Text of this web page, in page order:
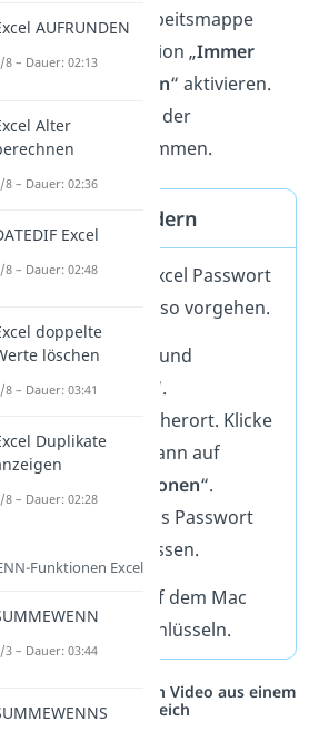
→ „Arbeitsmappe
auch die Option „Immer
öffnen“ aktivieren.
müssen Benutzer der
aktiv zustimmen.
Passwort ändern
das festgelegte Excel Passwort
ändern, kannst du so vorgehen.
Klicke auf „Datei“ und
„Speichern unter
“.
Wähle einen Speicherort. Klicke
auf „Tools“ und dann auf
Allgemeine Optionen“.
Dort kannst du das Passwort
zum Öffnen anpassen.
kannst du auch auf dem Mac
Excel Datei verschlüsseln.
vernetzt: Hier ein Video aus einem
anderen Bereich
AUFRUNDEN
8 – Dauer: 02:13
Alter
8 – Dauer: 02:36
Excel
8 – Dauer: 02:48
doppelte
löschen
8 – Dauer: 03:41
Duplikate
8 – Dauer: 02:28
Funktionen Excel
3 – Dauer: 03:44